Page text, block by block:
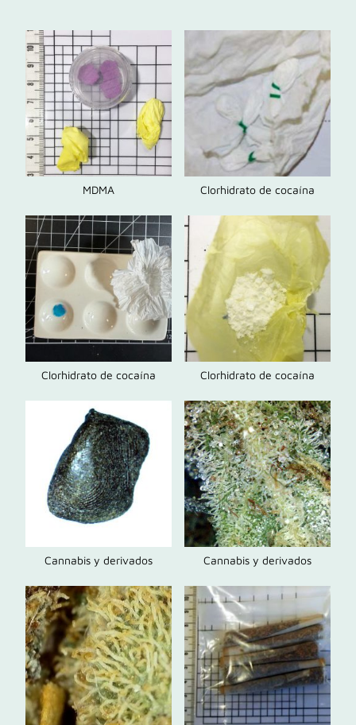
MDMA Clorhidrato de cocaína
Clorhidrato de cocaína Clorhidrato de cocaína
Cannabis y derivados Cannabis y derivados